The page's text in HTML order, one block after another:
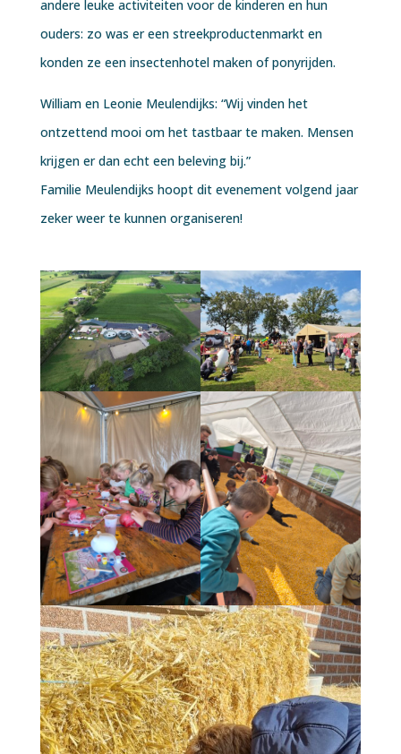
andere leuke activiteiten voor de kinderen en hun
ouders: zo was er een streekproductenmarkt en
konden ze een insectenhotel maken of ponyrijden.
William en Leonie Meulendijks: “Wij vinden het
ontzettend mooi om het tastbaar te maken. Mensen
krijgen er dan echt een beleving bij.”
Familie Meulendijks hoopt dit evenement volgend jaar
zeker weer te kunnen organiseren!